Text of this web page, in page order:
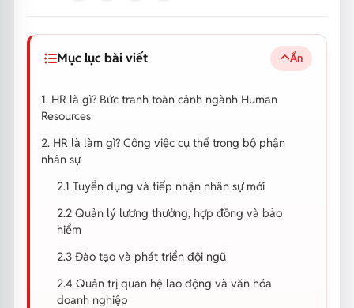
Mục lục bài viết Ẩn
1. HR là gì? Bức tranh toàn cảnh ngành Human
Resources
2. HR là làm gì? Công việc cụ thể trong bộ phận
nhân sự
2.1 Tuyển dụng và tiếp nhận nhân sự mới
2.2 Quản lý lương thưởng, hợp đồng và bảo
hiểm
2.3 Đào tạo và phát triển đội ngũ
2.4 Quản trị quan hệ lao động và văn hóa
doanh nghiệp